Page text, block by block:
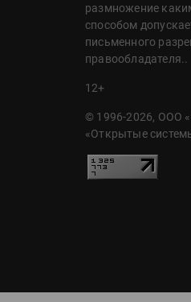
размножение
способом
письменного
правообладателя..
12+
© 1996-2026, ООО
«Открытые